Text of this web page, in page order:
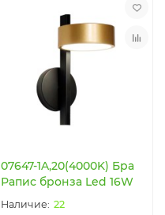
07647-1A,20(4000K) Бра
Рапис бронза Led 16W
22